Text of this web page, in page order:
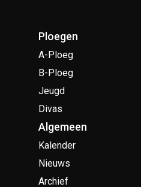
Ploegen
A-Ploeg
B-Ploeg
Jeugd
Divas
Algemeen
Kalender
Nieuws
Archief